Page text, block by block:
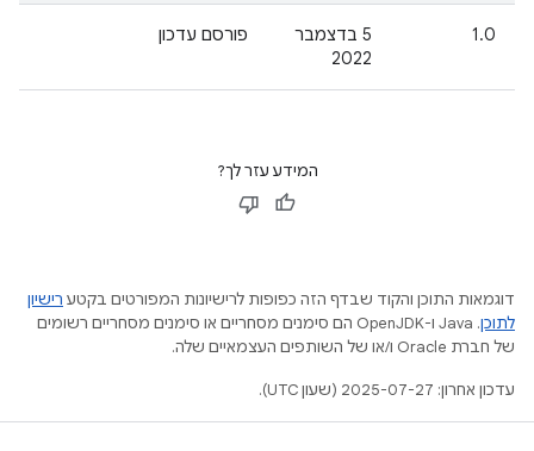
1.0
5 בדצמבר
2022
פורסם עדכון
המידע עזר לך?
דוגמאות התוכן והקוד שבדף הזה כפופות לרישיונות המפורטים בקטע רישיון
לתוכן
.‏ Java ו-OpenJDK הם סימנים מסחריים או סימנים מסחריים רשומים
של חברת Oracle ו/או של השותפים העצמאיים שלה.
עדכון אחרון: 2025-07-27 (שעון UTC).